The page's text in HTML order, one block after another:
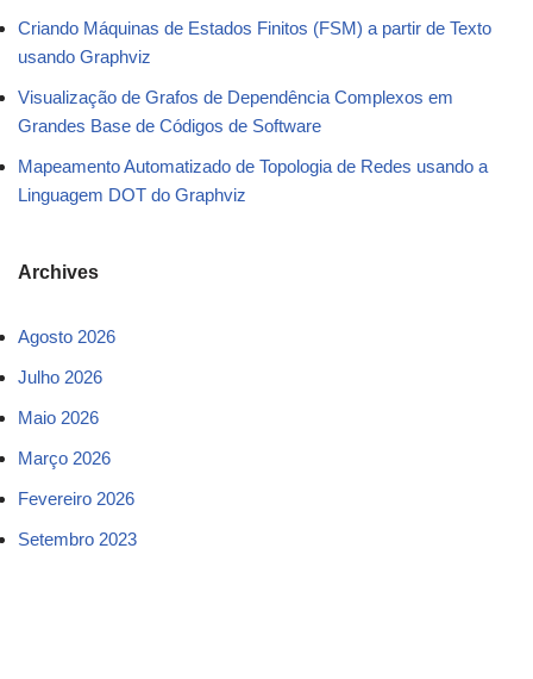
Criando Máquinas de Estados Finitos (FSM) a partir de Texto
usando Graphviz
Visualização de Grafos de Dependência Complexos em
Grandes Base de Códigos de Software
Mapeamento Automatizado de Topologia de Redes usando a
Linguagem DOT do Graphviz
Archives
Agosto 2026
Julho 2026
Maio 2026
Março 2026
Fevereiro 2026
Setembro 2023